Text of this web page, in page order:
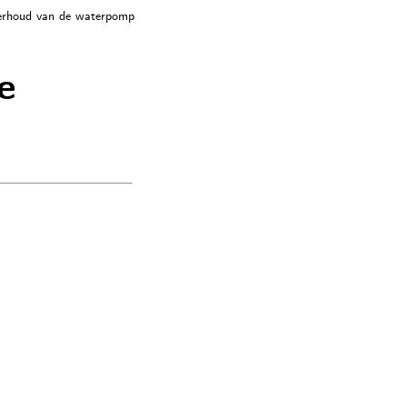
van de waterpomp